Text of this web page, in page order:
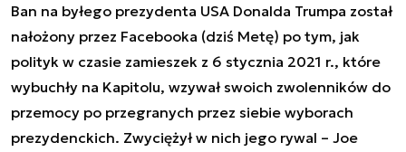
Ban na byłego prezydenta USA Donalda Trumpa został
nałożony przez Facebooka (dziś Metę) po tym, jak
polityk w czasie zamieszek z 6 stycznia 2021 r., które
wybuchły na Kapitolu, wzywał swoich zwolenników do
przemocy po przegranych przez siebie wyborach
prezydenckich. Zwyciężył w nich jego rywal – Joe